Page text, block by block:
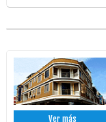
Ver más